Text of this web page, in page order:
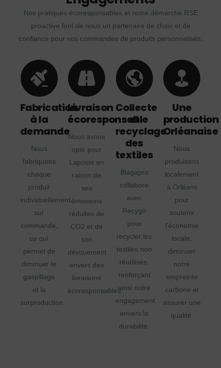
Nos pratiques écoresponsables et notre démarche RSE
proactive font de nous un partenaire de choix et de
confiance pour vos commandes de produits personnalisés.
Fabrication
à la
demande
Nous
fabriquons
chaque
produit
individuellement
sur
commande,
ce qui
permet de
diminuer le
gaspillage
et la
surproduction.
Livraison
écoresponsable
Nous avons
opté pour
Laposte en
raison de
ses
émissions
réduites de
CO2 et de
son
dévouement
envers des
livraisons
écoresponsables.
Collecte
et
recyclage
des
textiles
Blagapro
collabore
avec
Recygo
pour
recycler les
textiles non
réutilisés,
renforçant
ainsi notre
engagement
envers la
durabilité.
Une
production
Orléanaise
Nous
produisons
localement
à Orléans
pour
soutenir
l'économie
locale,
diminuer
notre
empreinte
carbone et
assurer une
qualité.